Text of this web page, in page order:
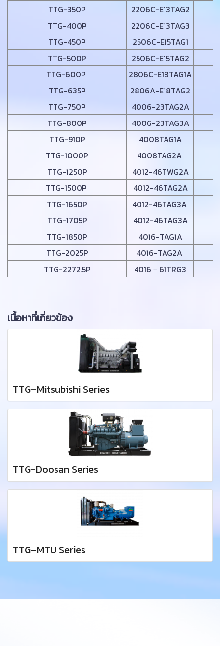
TTG-350P
2206C-E13TAG2
TTG-400P
2206C-E13TAG3
TTG-450P
2506C-E15TAG1
TTG-500P
2506C-E15TAG2
TTG-600P
2806C-E18TAG1A
TTG-635P
2806A-E18TAG2
TTG-750P
4006-23TAG2A
TTG-800P
4006-23TAG3A
TTG-910P
4008TAG1A
TTG-1000P
4008TAG2A
TTG-1250P
4012-46TWG2A
TTG-1500P
4012-46TAG2A
TTG-1650P
4012-46TAG3A
TTG-1705P
4012-46TAG3A
TTG-1850P
4016-TAG1A
TTG-2025P
4016-TAG2A
TTG-2272.5P
4016－61TRG3
เนื้อหาที่เกี่ยวข้อง
TTG–Mitsubishi Series
TTG-Doosan Series
TTG–MTU Series